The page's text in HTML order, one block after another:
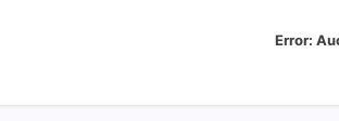
Error: